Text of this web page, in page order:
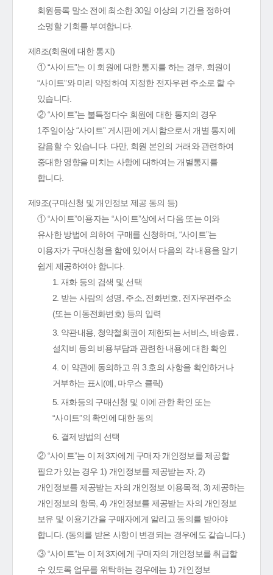
회원등록 말소 전에 최소한 30일 이상의 기간을 정하여
소명할 기회를 부여합니다.
제8조(회원에 대한 통지)
① “사이트”는 이 회원에 대한 통지를 하는 경우, 회원이
“사이트”와 미리 약정하여 지정한 전자우편 주소로 할 수
있습니다.
② “사이트”는 불특정다수 회원에 대한 통지의 경우
1주일이상 “사이트” 게시판에 게시함으로서 개별 통지에
갈음할 수 있습니다. 다만, 회원 본인의 거래와 관련하여
중대한 영향을 미치는 사항에 대하여는 개별통지를
합니다.
제9조(구매신청 및 개인정보 제공 동의 등)
① “사이트”이용자는 “사이트”상에서 다음 또는 이와
유사한 방법에 의하여 구매를 신청하며, “사이트”는
이용자가 구매신청을 함에 있어서 다음의 각 내용을 알기
쉽게 제공하여야 합니다.
1. 재화 등의 검색 및 선택
2. 받는 사람의 성명, 주소, 전화번호, 전자우편주소
(또는 이동전화번호) 등의 입력
3. 약관내용, 청약철회권이 제한되는 서비스, 배송료․
설치비 등의 비용부담과 관련한 내용에 대한 확인
4. 이 약관에 동의하고 위 3.호의 사항을 확인하거나
거부하는 표시(예, 마우스 클릭)
5. 재화등의 구매신청 및 이에 관한 확인 또는
“사이트”의 확인에 대한 동의
6. 결제방법의 선택
② “사이트”는 이 제3자에게 구매자 개인정보를 제공할
필요가 있는 경우 1) 개인정보를 제공받는 자, 2)
개인정보를 제공받는 자의 개인정보 이용목적, 3) 제공하는
개인정보의 항목, 4) 개인정보를 제공받는 자의 개인정보
보유 및 이용기간을 구매자에게 알리고 동의를 받아야
합니다. (동의를 받은 사항이 변경되는 경우에도 같습니다.)
③ “사이트”는 이 제3자에게 구매자의 개인정보를 취급할
수 있도록 업무를 위탁하는 경우에는 1) 개인정보